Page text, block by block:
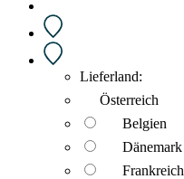
Lieferland:
Österreich
Belgien
Dänemark
Frankreich